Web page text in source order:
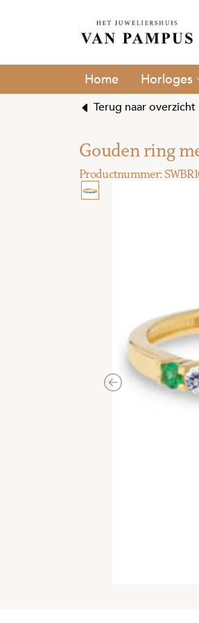
Horloges
Terug naar overzicht
Gouden ring
Previous